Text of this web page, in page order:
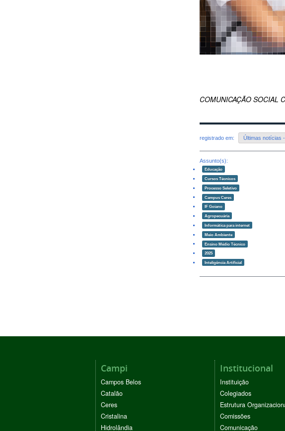
COMUNICAÇÃO SOCIAL
registrado em: Últimas notícias
Assunto(s):
Educação
Cursos Técnicos
Processo Seletivo
Campus Ceres
IF Goiano
Agropecuária
Informática para internet
Meio Ambiente
Ensino Médio Técnico
2025
Inteligência Artificial
Campi
Campos Belos
Catalão
Ceres
Cristalina
Hidrolândia
Institucional
Instituição
Colegiados
Estrutura
Comissões
Comunicação